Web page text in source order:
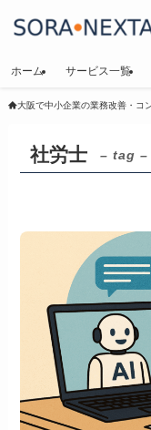
ホーム サービス一覧
大阪で中小企業の業務改善・コ
社労士 – tag –